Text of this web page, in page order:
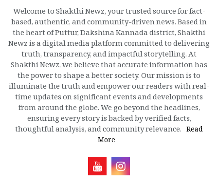
Welcome to Shakthi Newz, your trusted source for fact-
based, authentic, and community-driven news. Based in
the heart of Puttur, Dakshina Kannada district, Shakthi
Newz is a digital media platform committed to delivering
truth, transparency, and impactful storytelling. At
Shakthi Newz, we believe that accurate information has
the power to shape a better society. Our mission is to
illuminate the truth and empower our readers with real-
time updates on significant events and developments
from around the globe. We go beyond the headlines,
ensuring every story is backed by verified facts,
thoughtful analysis, and community relevance. Read
More